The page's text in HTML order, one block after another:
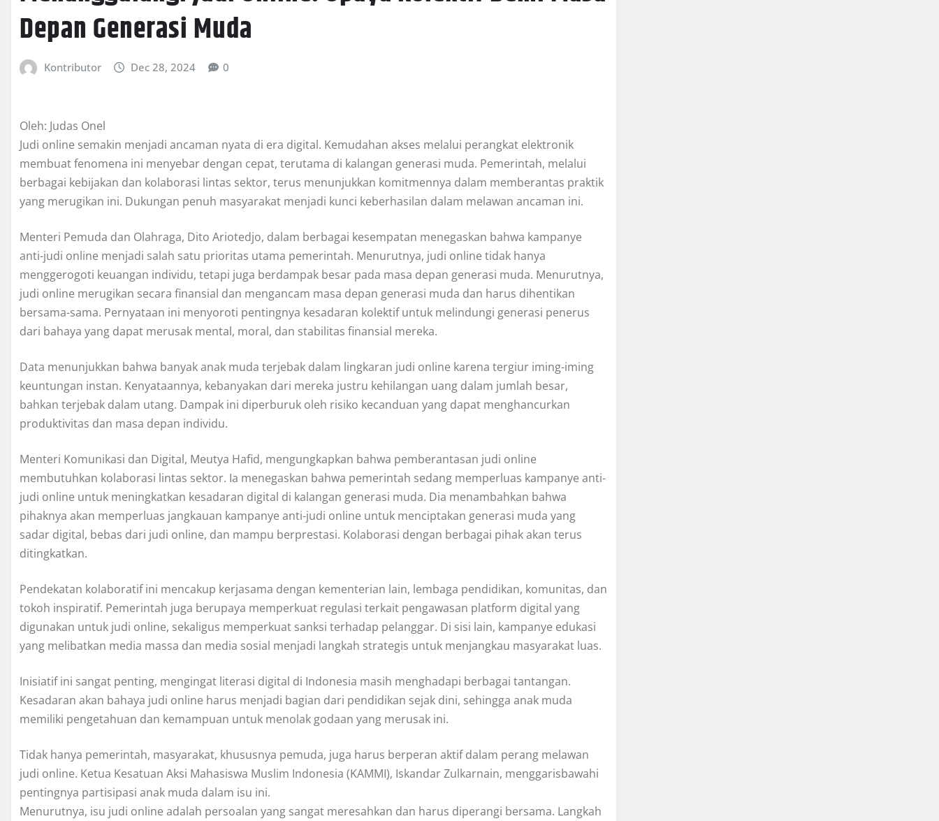
Depan Generasi Muda
Kontributor Dec 28, 2024 0
Oleh: Judas Onel
Judi online semakin menjadi ancaman nyata di era digital. Kemudahan akses melalui perangkat elektronik
membuat fenomena ini menyebar dengan cepat, terutama di kalangan generasi muda. Pemerintah, melalui
berbagai kebijakan dan kolaborasi lintas sektor, terus menunjukkan komitmennya dalam memberantas praktik
yang merugikan ini. Dukungan penuh masyarakat menjadi kunci keberhasilan dalam melawan ancaman ini.
Menteri Pemuda dan Olahraga, Dito Ariotedjo, dalam berbagai kesempatan menegaskan bahwa kampanye
anti-judi online menjadi salah satu prioritas utama pemerintah. Menurutnya, judi online tidak hanya
menggerogoti keuangan individu, tetapi juga berdampak besar pada masa depan generasi muda. Menurutnya,
judi online merugikan secara finansial dan mengancam masa depan generasi muda dan harus dihentikan
bersama-sama. Pernyataan ini menyoroti pentingnya kesadaran kolektif untuk melindungi generasi penerus
dari bahaya yang dapat merusak mental, moral, dan stabilitas finansial mereka.
Data menunjukkan bahwa banyak anak muda terjebak dalam lingkaran judi online karena tergiur iming-iming
keuntungan instan. Kenyataannya, kebanyakan dari mereka justru kehilangan uang dalam jumlah besar,
bahkan terjebak dalam utang. Dampak ini diperburuk oleh risiko kecanduan yang dapat menghancurkan
produktivitas dan masa depan individu.
Menteri Komunikasi dan Digital, Meutya Hafid, mengungkapkan bahwa pemberantasan judi online
membutuhkan kolaborasi lintas sektor. Ia menegaskan bahwa pemerintah sedang memperluas kampanye anti-
judi online untuk meningkatkan kesadaran digital di kalangan generasi muda. Dia menambahkan bahwa
pihaknya akan memperluas jangkauan kampanye anti-judi online untuk menciptakan generasi muda yang
sadar digital, bebas dari judi online, dan mampu berprestasi. Kolaborasi dengan berbagai pihak akan terus
ditingkatkan.
Pendekatan kolaboratif ini mencakup kerjasama dengan kementerian lain, lembaga pendidikan, komunitas, dan
tokoh inspiratif. Pemerintah juga berupaya memperkuat regulasi terkait pengawasan platform digital yang
digunakan untuk judi online, sekaligus memperkuat sanksi terhadap pelanggar. Di sisi lain, kampanye edukasi
yang melibatkan media massa dan media sosial menjadi langkah strategis untuk menjangkau masyarakat luas.
Inisiatif ini sangat penting, mengingat literasi digital di Indonesia masih menghadapi berbagai tantangan.
Kesadaran akan bahaya judi online harus menjadi bagian dari pendidikan sejak dini, sehingga anak muda
memiliki pengetahuan dan kemampuan untuk menolak godaan yang merusak ini.
Tidak hanya pemerintah, masyarakat, khususnya pemuda, juga harus berperan aktif dalam perang melawan
judi online. Ketua Kesatuan Aksi Mahasiswa Muslim Indonesia (KAMMI), Iskandar Zulkarnain, menggarisbawahi
pentingnya partisipasi anak muda dalam isu ini.
Menurutnya, isu judi online adalah persoalan yang sangat meresahkan dan harus diperangi bersama. Langkah